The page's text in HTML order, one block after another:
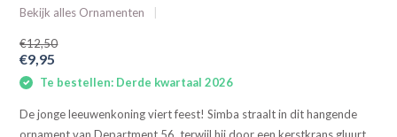
Bekijk alles Ornamenten
€12,50
€9,95
Te bestellen: Derde kwartaal 2026
De jonge leeuwenkoning viert feest! Simba straalt in dit hangende
ornament van Department 56, terwijl hij door een kerstkrans gluurt.